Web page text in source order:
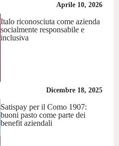
Aprile 10, 2026
Italo riconosciuta come azienda
socialmente responsabile e
inclusiva
Dicembre 18, 2025
Satispay per il Como 1907:
buoni pasto come parte dei
benefit aziendali